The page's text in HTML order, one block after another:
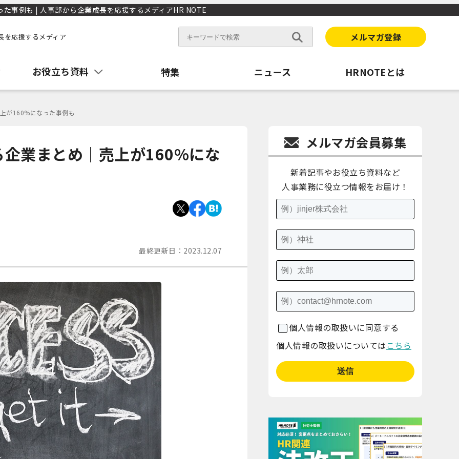
事例も | 人事部から企業成長を応援するメディアHR NOTE
を応援するメディア メルマガ登録
お役立ち資料 特集 ニュース HRNOTEとは
が160%になった事例も
業まとめ｜売上が160%にな
最終更新日： 2023.12.07
メルマガ会員募集
新着記事やお役立ち資料など
人事業務に役立つ情報をお届け！
個人情報の取扱いに同意する
個人情報の取扱いについては こちら